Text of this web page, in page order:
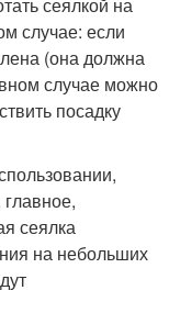
случае: если
(она должна
случае можно
посадку
сеялка
на небольших